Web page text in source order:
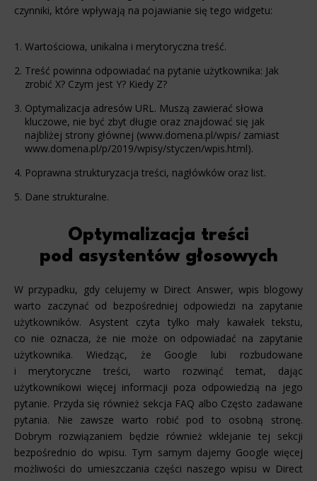
czynniki, które wpływają na pojawianie się tego widgetu:
Wartościowa, unikalna i merytoryczna treść.
Treść powinna odpowiadać na pytanie użytkownika: Jak
zrobić X? Czym jest Y? Kiedy Z?
Optymalizacja adresów URL. Muszą zawierać słowa
kluczowe, nie być zbyt długie oraz znajdować się jak
najbliżej strony głównej (www.domena.pl/wpis/ zamiast
www.domena.pl/p/2019/wpisy/styczen/wpis.html).
Poprawna strukturyzacja treści, nagłówków oraz list.
Dane strukturalne.
Optymalizacja treści
pod asystentów głosowych
W przypadku, gdy celujemy w Direct Answer, wpis blogowy
warto zaczynać od bezpośredniej odpowiedzi na zapytanie
użytkowników. Asystent czyta tylko mały kawałek tekstu,
co nie oznacza, że nie może on odpowiadać na zapytanie
użytkownika. Wiedząc, że Google lubi rozbudowane
i merytoryczne treści, warto rozwinąć temat, dając
użytkownikowi więcej informacji poza odpowiedzią na jego
pytanie. Przyda się również sekcja FAQ albo Często zadawane
pytania. Nie zawsze warto robić pod to osobną stronę.
Dobrym rozwiązaniem będzie również wklejanie tej sekcji
bezpośrednio do wpisu. Tym samym dajemy Google więcej
możliwości do umieszczania części naszego wpisu w Direct